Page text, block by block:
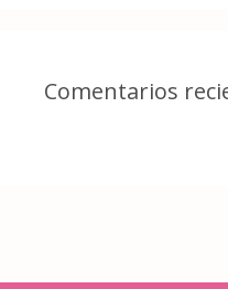
Comentarios